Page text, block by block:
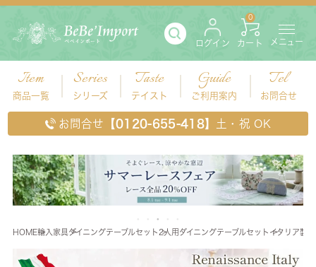
ログイン カート
0
メニュー
Item
商品一覧
Series
シリーズ
Taste
テイスト
Guide
ご利用案内
Tel
お問合せ
お問合せ 【0120-655-418】 土・祝 OK
HOME輸入家具 ダイニングテーブルセット 2人用ダイニングテーブルセット イタリア製